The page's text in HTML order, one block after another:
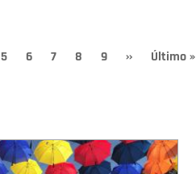
Page
5 Page
6 Page
7 Page
8 Page
9
Siguiente
››
Última
Último »